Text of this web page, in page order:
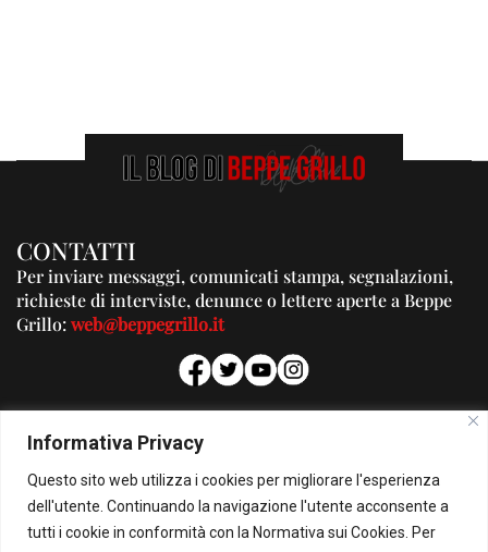
Informativa Privacy
Questo sito web utilizza i cookies per migliorare l'esperienza
dell'utente. Continuando la navigazione l'utente acconsente a
tutti i cookie in conformità con la Normativa sui Cookies. Per
CONTATTI
Per inviare messaggi, comunicati stampa, segnalazioni,
richieste di interviste, denunce o lettere aperte a Beppe
Grillo:web@beppegrillo.it
PUBBLICITA'
Per la tua pubblicità su questo Blog:
pubblicita@beppegrillo.it